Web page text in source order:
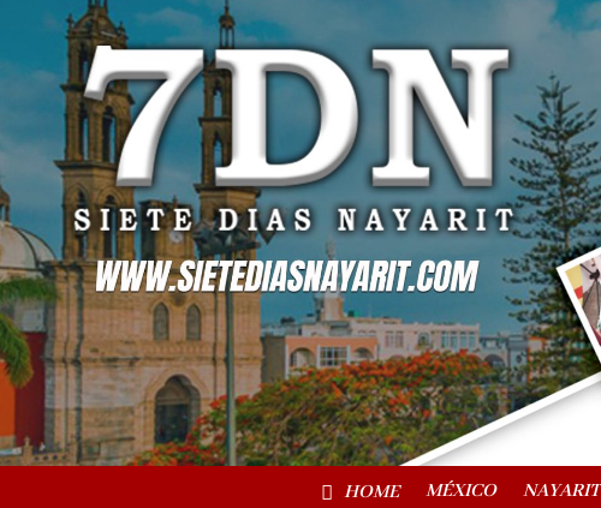
HOME MÉXICO NAYARIT